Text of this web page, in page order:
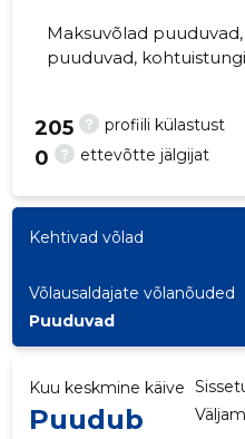
Maksuvõlad
puuduvad,
? profiili külastust
205
? ettevõtte jälgijat
0
Kehtivad võlad
Võlausaldajate võlanõuded
Puuduvad
Kuu keskmine käive
Puudub